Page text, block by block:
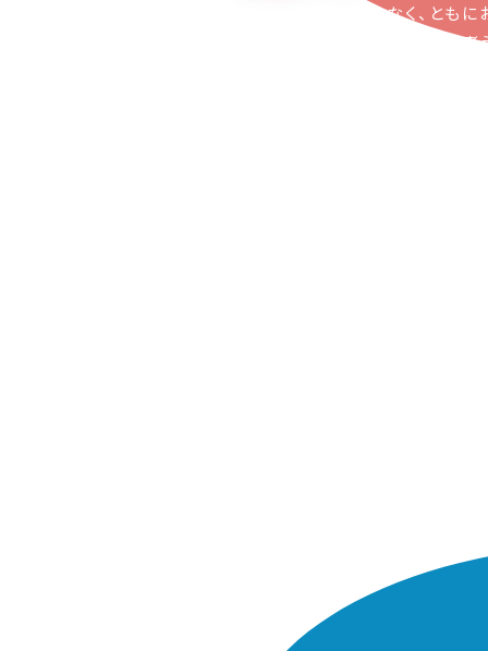
お取引の関係ではなく、とも
かち合える関係でありたいと考